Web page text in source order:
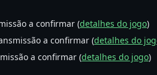
a confirmar (detalhes do jogo)
a confirmar (detalhes do
a confirmar (detalhes do jogo)